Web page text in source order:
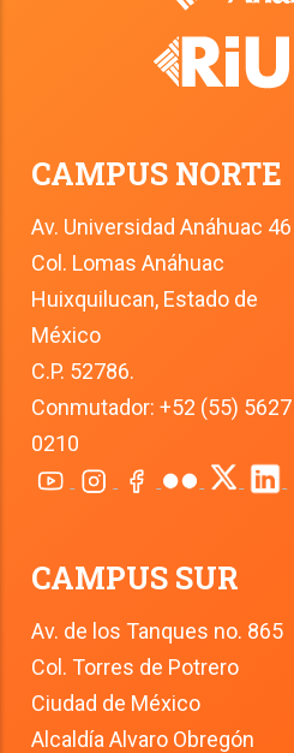
CAMPUS NORTE
Av. Universidad Anáhuac 46
Col. Lomas Anáhuac
Huixquilucan, Estado de
México
C.P. 52786.
Conmutador: +52 (55) 5627
0210
CAMPUS SUR
Av. de los Tanques no. 865
Col. Torres de Potrero
Ciudad de México
Alcaldía Alvaro Obregón